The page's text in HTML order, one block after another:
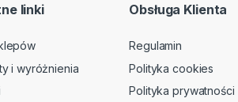
linki
i wyróżnienia
Obsługa Klienta
Regulamin
Polityka cookies
Polityka prywatności